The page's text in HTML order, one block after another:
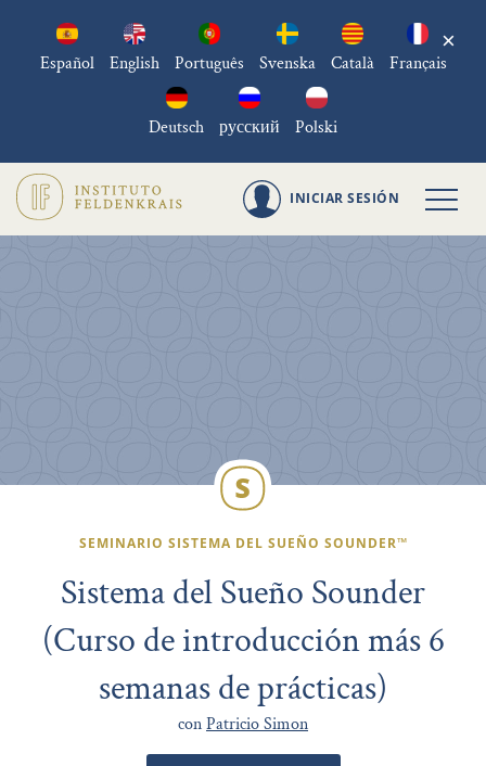
Español English Português Svenska Català Français
Deutsch русский Polski
×
INICIAR SESIÓN
SEMINARIO SISTEMA DEL SUEÑO SOUNDER™
Sistema del Sueño Sounder
(Curso de introducción más 6
semanas de prácticas)
conPatricio Simon